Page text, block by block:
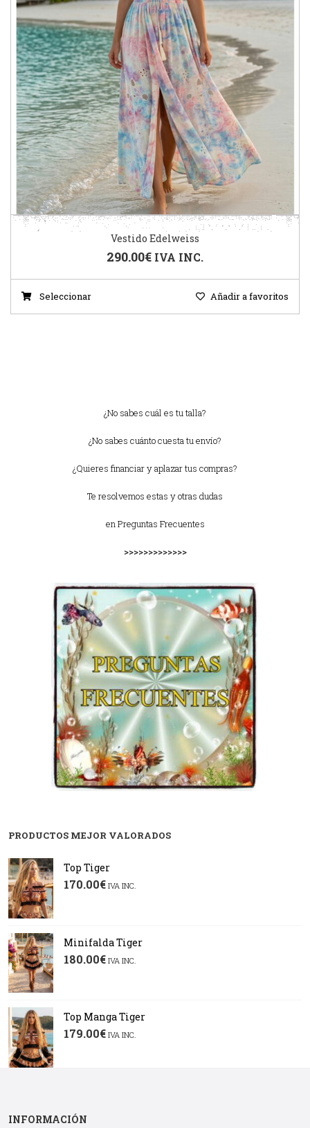
Vestido Edelweiss
290.00€ IVA INC.
Seleccionar Añadir a favoritos
¿No sabes cuál es tu talla?
¿No sabes cuánto cuesta tu envío?
¿Quieres financiar y aplazar tus compras?
Te resolvemos estas y otras dudas
enPreguntas Frecuentes
>>>>>>>>>>>>>
PRODUCTOS MEJOR VALORADOS
Top Tiger
170.00€ IVA INC.
Minifalda Tiger
180.00€ IVA INC.
Top Manga Tiger
179.00€ IVA INC.
INFORMACIÓN